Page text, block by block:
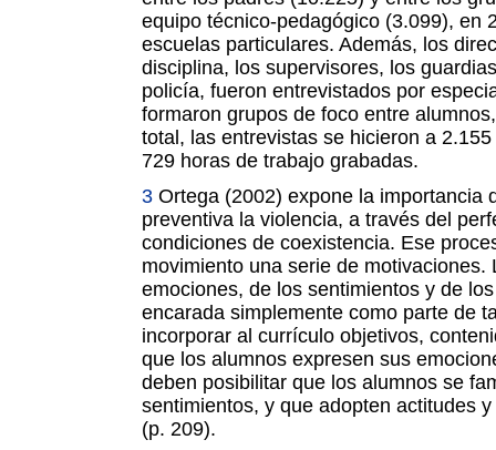
equipo técnico-pedagógico (3.099), en
escuelas particulares. Además, los
disciplina, los supervisores, los
policía, fueron entrevistados por
formaron grupos de foco entre
total, las entrevistas se hicieron a
729 horas de trabajo grabadas.
3 Ortega (2002) expone la importancia
preventiva la violencia, a través del
condiciones de coexistencia. Ese
movimiento una serie de motivaciones.
emociones, de los sentimientos y de
encarada simplemente como parte de
incorporar al currículo objetivos,
que los alumnos expresen sus
deben posibilitar que los alumnos se
sentimientos, y que adopten actitudes
(p. 209).